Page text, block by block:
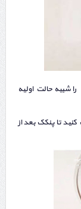
را شبیه حالت اولیه
تا پنکک بعد از